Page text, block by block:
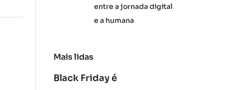
entre a jornada digital
e a humana
Mais lidas
Black Friday é